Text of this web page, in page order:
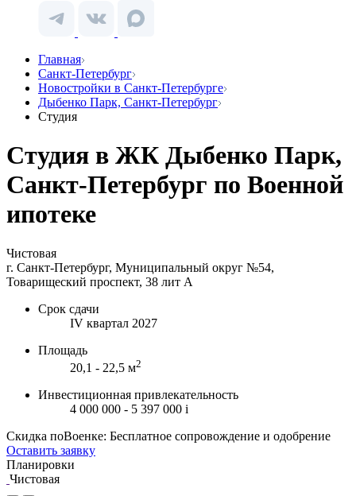
Главная
Санкт-Петербург
Новостройки в Санкт-Петербурге
Дыбенко Парк, Санкт-Петербург
Студия
Студия в ЖК Дыбенко Парк,
Санкт-Петербург по Военной
ипотеке
Чистовая
г. Санкт-Петербург, Муниципальный округ №54,
Товарищеский проспект, 38 лит А
Срок сдачи
IV квартал 2027
Площадь
20,1 - 22,5 м2
Инвестиционная привлекательность
4 000 000 - 5 397 000 i
Скидка поВоенке: Бесплатное сопровождение и одобрение
Оставить заявку
Планировки
Чистовая